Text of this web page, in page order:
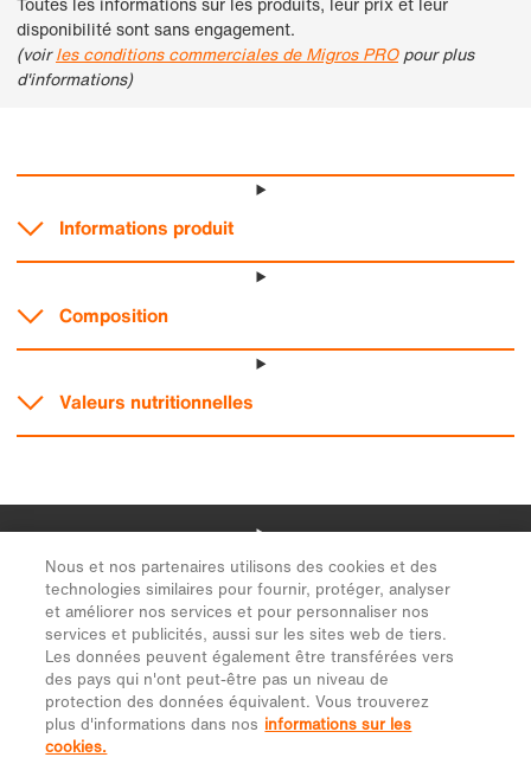
Nous et nos partenaires utilisons des cookies et des
technologies similaires pour fournir, protéger, analyser
et améliorer nos services et pour personnaliser nos
services et publicités, aussi sur les sites web de tiers.
Les données peuvent également être transférées vers
des pays qui n'ont peut-être pas un niveau de
protection des données équivalent. Vous trouverez
plus d'informations dans nos informations sur les
cookies.